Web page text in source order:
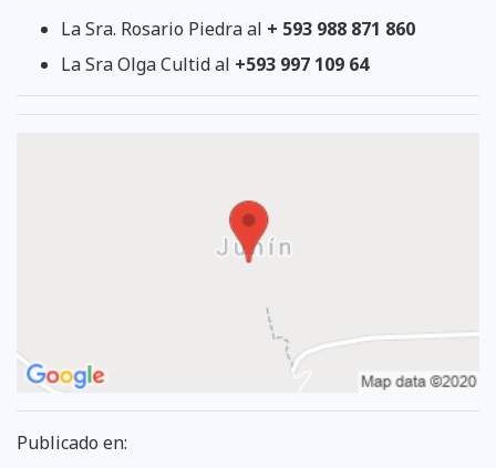
La Sra. Rosario Piedra al + 593 988 871 860
La Sra Olga Cultid al +593 997 109 64
Publicado en: